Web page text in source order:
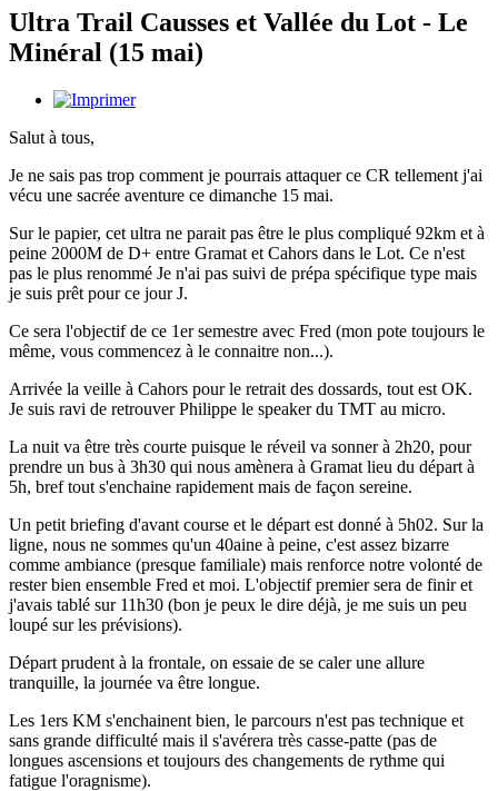
Ultra Trail Causses et Vallée du Lot - Le
Minéral (15 mai)
Salut à tous,
Je ne sais pas trop comment je pourrais attaquer ce CR tellement j'ai
vécu une sacrée aventure ce dimanche 15 mai.
Sur le papier, cet ultra ne parait pas être le plus compliqué 92km et à
peine 2000M de D+ entre Gramat et Cahors dans le Lot. Ce n'est
pas le plus renommé Je n'ai pas suivi de prépa spécifique type mais
je suis prêt pour ce jour J.
Ce sera l'objectif de ce 1er semestre avec Fred (mon pote toujours le
même, vous commencez à le connaitre non...).
Arrivée la veille à Cahors pour le retrait des dossards, tout est OK.
Je suis ravi de retrouver Philippe le speaker du TMT au micro.
La nuit va être très courte puisque le réveil va sonner à 2h20, pour
prendre un bus à 3h30 qui nous amènera à Gramat lieu du départ à
5h, bref tout s'enchaine rapidement mais de façon sereine.
Un petit briefing d'avant course et le départ est donné à 5h02. Sur la
ligne, nous ne sommes qu'un 40aine à peine, c'est assez bizarre
comme ambiance (presque familiale) mais renforce notre volonté de
rester bien ensemble Fred et moi. L'objectif premier sera de finir et
j'avais tablé sur 11h30 (bon je peux le dire déjà, je me suis un peu
loupé sur les prévisions).
Départ prudent à la frontale, on essaie de se caler une allure
tranquille, la journée va être longue.
Les 1ers KM s'enchainent bien, le parcours n'est pas technique et
sans grande difficulté mais il s'avérera très casse-patte (pas de
longues ascensions et toujours des changements de rythme qui
fatigue l'oragnisme).